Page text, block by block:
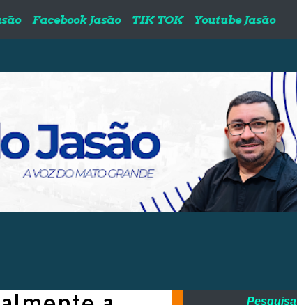
Facebook Jasão TIK TOK Youtube Jasão
Pesquisa